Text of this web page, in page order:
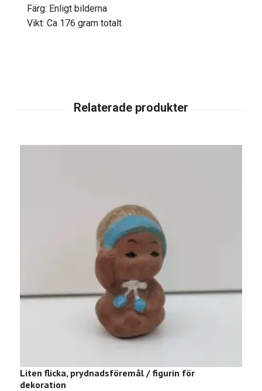
Färg: Enligt bilderna
Vikt: Ca 176 gram totalt
Liten flicka, prydnadsföremål / figurin för
dekoration